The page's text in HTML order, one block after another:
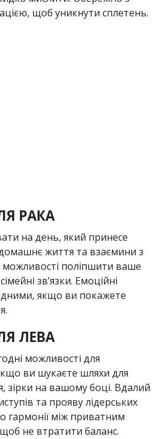
щоб уникнути сплетень.
РАКА
на день, який принесе
життя та взаємини з
можливості поліпшити ваше
зв’язки. Емоційні
якщо ви покажете
ЛЕВА
можливості для
ви шукаєте шляхи для
зірки на вашому боці. Вдалий
та прояву лідерських
гармонії між приватним
не втратити баланс.